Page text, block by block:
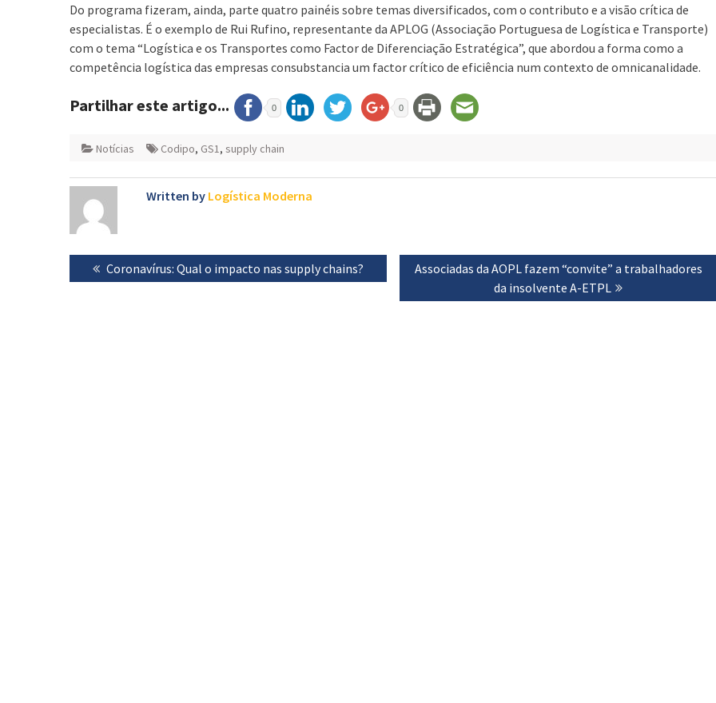
Do programa fizeram, ainda, parte quatro painéis sobre temas diversificados, com o contributo e a visão crítica de
especialistas. É o exemplo de Rui Rufino, representante da APLOG (Associação Portuguesa de Logística e Transporte)
com o tema “Logística e os Transportes como Factor de Diferenciação Estratégica”, que abordou a forma como a
competência logística das empresas consubstancia um factor crítico de eficiência num contexto de omnicanalidade.
Partilhar este artigo... 0 0
Notícias Codipo, GS1 , supply chain
Written by Logística Moderna
Navegação
de
Previous
post:
Coronavírus: Qual o impacto nas supply chains?
Next
Associadas da AOPL fazem “convite” a trabalhadores
da insolvente A-ETPL